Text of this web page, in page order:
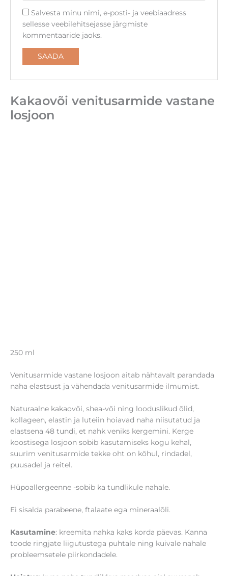
Salvesta minu nimi, e-posti- ja veebiaadress
sellesse veebilehitsejasse järgmiste
kommentaaride jaoks.
Kakaovõi venitusarmide vastane
losjoon
250 ml
Venitusarmide vastane losjoon aitab nähtavalt parandada
naha elastsust ja vähendada venitusarmide ilmumist.
Naturaalne kakaovõi, shea-või ning looduslikud õlid,
kollageen, elastin ja luteiin hoiavad naha niisutatud ja
elastsena 48 tundi, et nahk veniks kergemini. Kerge
koostisega losjoon sobib kasutamiseks kogu kehal,
suurim venitusarmide tekke oht on kõhul, rindadel,
puusadel ja reitel.
Hüpoallergeenne -sobib ka tundlikule nahale.
Ei sisalda parabeene, ftalaate ega mineraalõli.
Kasutamine: kreemita nahka kaks korda päevas. Kanna
toode ringjate liigutustega puhtale ning kuivale nahale
probleemsetele piirkondadele.